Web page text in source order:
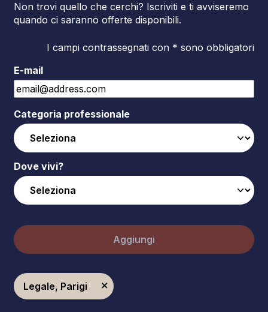
Non trovi quello che cerchi? Iscriviti e ti avviseremo
quando ci saranno offerte disponibili.
I campi contrassegnati con * sono obbligatori
E-mail
Categoria professionale
Dove vivi?
Aggiungi
Legale, Parigi